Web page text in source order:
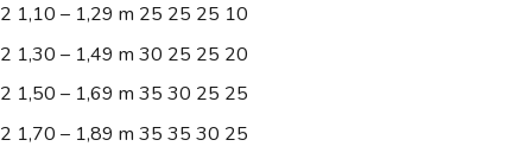
2 1,10 – 1,29 m 25 25 25 10
2 1,30 – 1,49 m 30 25 25 20
2 1,50 – 1,69 m 35 30 25 25
2 1,70 – 1,89 m 35 35 30 25